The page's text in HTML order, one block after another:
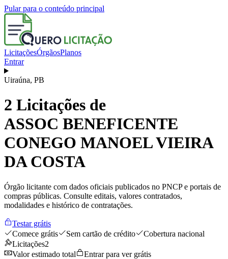
Pular para o conteúdo principal
LicitaçõesÓrgãosPlanos
Entrar
Uiraúna, PB
2 Licitações de
ASSOC BENEFICENTE
CONEGO MANOEL VIEIRA
DA COSTA
Órgão licitante com dados oficiais publicados no PNCP e portais de
compras públicas. Consulte editais, valores contratados,
modalidades e histórico de contratações.
Testar grátis
Comece grátis
Sem cartão de crédito
Cobertura nacional
Licitações2
Valor estimado total
Entrar para ver grátis